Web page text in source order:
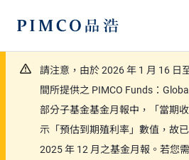
請注意，由於 2026 年 1 月 16 日
間所提供之 PIMCO Funds：
部分子基金基金月報中，「當期
示「預估到期殖利率」數值，故
2025 年 12 月之基金月報。若您